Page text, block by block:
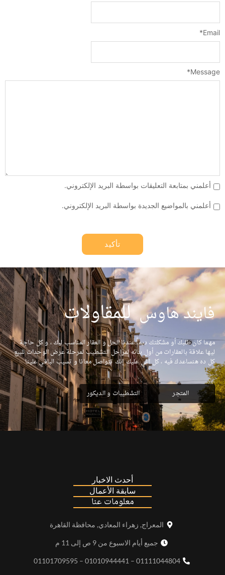
Message
*
Email
*
أعلمني بمتابعة التعليقات بواسطة البريد الإلكتروني.
أعلمني بالمواضيع الجديدة بواسطة البريد الإلكتروني.
فايند هاوس للمقاولات|
مهما كان طلبك أو مشكلتك ديماً عندنا الحل و العقار المناسب ليك ، و كل حاجة
ليها علاقة بالعقارات من أول بنائه لمراحل التشطيب لمرحلة عرض الوحدات للبيع
كل ده هنساعدك فيه ، كل اللي عليك إنك تتواصل معانا و تسيب الباقي علينا
المتجر التشطيبات و الديكور
أحدث الاخبار
سابقة الأعمال
معلومات عنا
المعراج, زهراء المعادي, محافظة القاهرة
جميع أيام الاسبوع من 9 ص إلى 11 م
01111044804 – 01010944441 – 01101709595